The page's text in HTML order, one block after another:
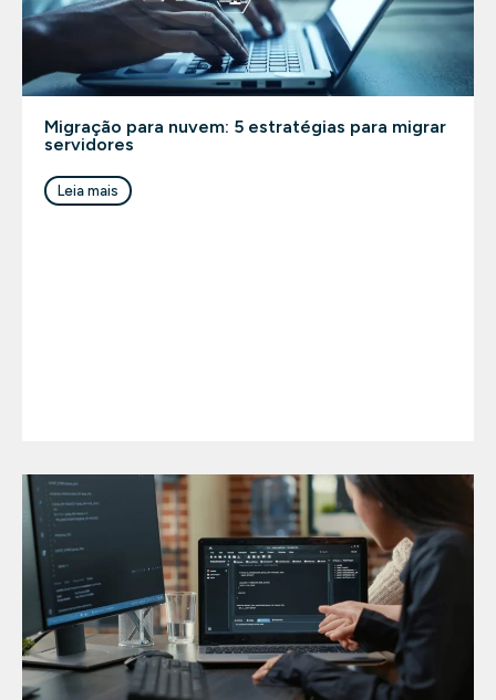
Migração para nuvem: 5 estratégias para migrar
servidores
Leia mais